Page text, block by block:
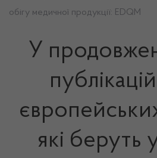
обігу медичної продукції: EDQM
У
які беруть